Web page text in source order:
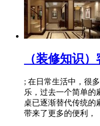
（装修知识
; 在日常生活中，很
乐，过去一个简单的
桌已逐渐替代传统的
带来了更多的便利，